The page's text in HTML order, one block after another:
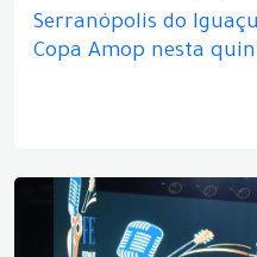
Serranópolis do
Copa Amop nesta